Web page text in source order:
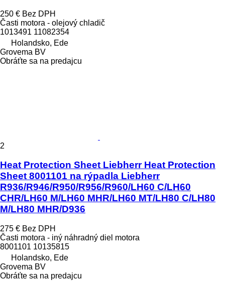
250 € Bez DPH
Časti motora - olejový chladič
1013491 11082354
Holandsko, Ede
Grovema BV
Obráťte sa na predajcu
2
Heat Protection Sheet Liebherr Heat Protection
Sheet 8001101 na rýpadla Liebherr
R936/R946/R950/R956/R960/LH60 C/LH60
CHR/LH60 M/LH60 MHR/LH60 MT/LH80 C/LH80
M/LH80 MHR/D936
275 € Bez DPH
Časti motora - iný náhradný diel motora
8001101 10135815
Holandsko, Ede
Grovema BV
Obráťte sa na predajcu